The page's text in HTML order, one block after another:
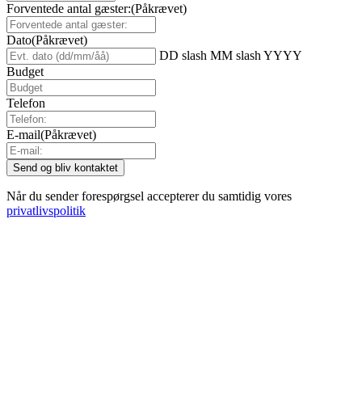
Forventede antal gæster:(Påkrævet)
Dato(Påkrævet)
DD slash MM slash YYYY
Budget
Telefon
E-mail(Påkrævet)
Når du sender forespørgsel accepterer du samtidig vores
privatlivspolitik